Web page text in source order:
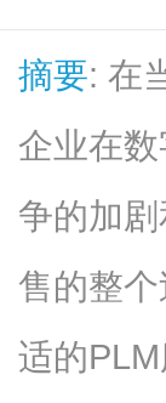
摘要: 在
企业在
争的加
售的整
适的